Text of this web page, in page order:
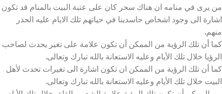
من يرى في منامه ان هناك سحر كان على عتبة البيت بالمنام قد تكون
اشارة الى وجود اشخاص حاسدينا في حياتهم تلك الايام عليه الحذر
منهم.
كما أن تلك الرؤية من الممكن أن تكون علامة على تغير يحدث لصاحب
الرؤيا خلال تلك الأيام وعليه الاستعانة بالله تبارك وتعالى.
كما أن تلك الرؤية من الممكن ان تكون اشارة الى تغيرات تحدث لأهل
البيت خلال تلك الأيام وعليه الاستعانة بالله تبارك وتعالى.